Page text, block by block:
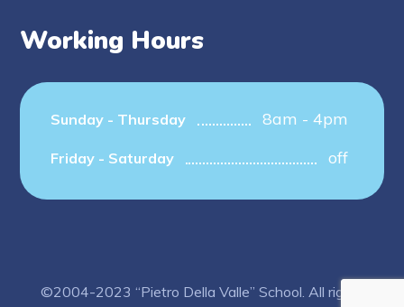
Working Hours
Sunday - Thursday 8am - 4pm
Friday - Saturday off
©2004-2023 “Pietro Della Valle” School. All rights